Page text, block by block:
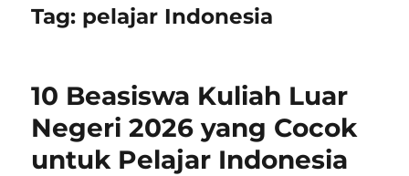
Tag: pelajar Indonesia
10 Beasiswa Kuliah Luar
Negeri 2026 yang Cocok
untuk Pelajar Indonesia